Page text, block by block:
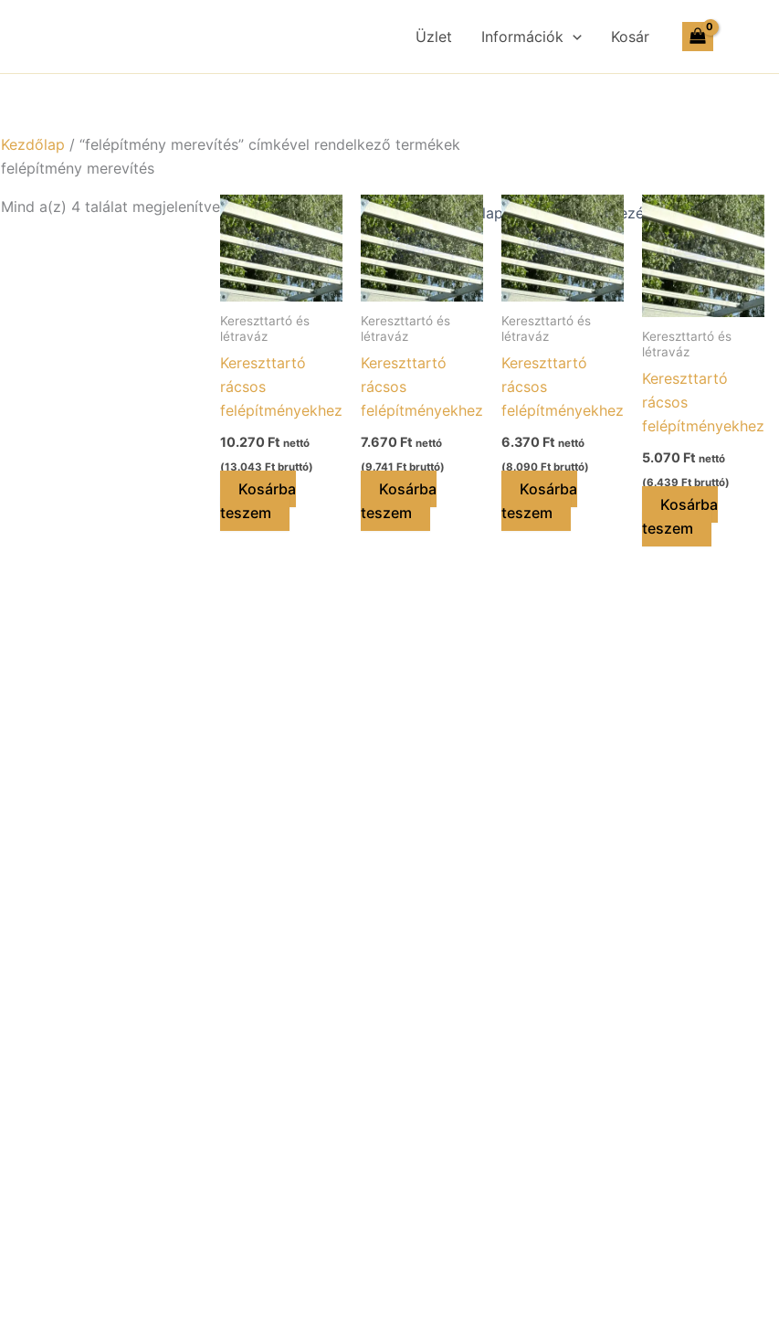
Üzlet Információk Kosár
Kezdőlap / “felépítmény merevítés” címkével rendelkező termékek
felépítmény merevítés
Mind a(z) 4 találat megjelenítve
Kereszttartó és
létraváz
Kereszttartó
rácsos
felépítményekhez
10.270 Ft nettó
(13.043 Ft bruttó)
Kosárba
teszem
Kereszttartó és
létraváz
Kereszttartó
rácsos
felépítményekhez
7.670 Ft nettó
(9.741 Ft bruttó)
Kosárba
teszem
Kereszttartó és
létraváz
Kereszttartó
rácsos
felépítményekhez
6.370 Ft nettó
(8.090 Ft bruttó)
Kosárba
teszem
Kereszttartó és
létraváz
Kereszttartó
rácsos
felépítményekhez
5.070 Ft nettó
(6.439 Ft bruttó)
Kosárba
teszem